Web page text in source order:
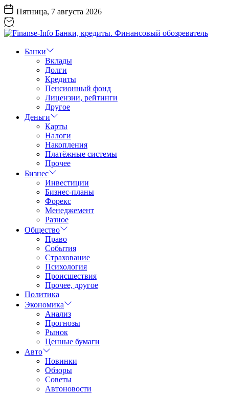
Перейти
к
содержанию
Пятница, 7 августа 2026
Info
Финансовый
обозреватель
Банки
Вклады
Долги
Кредиты
Пенсионный фонд
Лицензии, рейтинги
Другое
Деньги
Карты
Налоги
Накопления
Платёжные системы
Прочее
Бизнес
Инвестиции
Бизнес-планы
Форекс
Менеджемент
Разное
Общество
Право
События
Страхование
Психология
Происшествия
Прочее, другое
Политика
Экономика
Анализ
Прогнозы
Рынок
Ценные бумаги
Авто
Новинки
Обзоры
Советы
Автоновости